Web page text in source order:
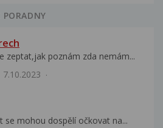
zeptat,jak poznám zda nemám...
7.10.2023
se mohou dospělí očkovat na...